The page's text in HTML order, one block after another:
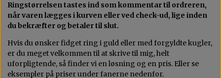
Ringstørrelsen tastes ind som kommentar til ordreren,
når varen lægges i kurven eller ved check-ud, lige inden
du bekræfter og betaler til slut.
Hvis du ønsker fidget ring i guld eller med forgyldte kugler,
er du meget velkommen til at skrive til mig, helt
uforpligtende, så finder vi en løsning og en pris. Eller se
eksempler på priser under fanerne nedenfor.